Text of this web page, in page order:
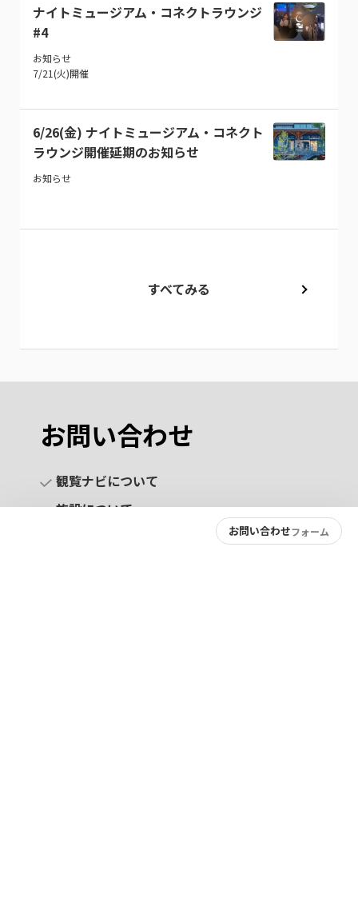
お問い合わせフォーム
ナイトミュージアム・コネクトラウンジ
#4
お知らせ
7/21(火)開催
6/26(金) ナイトミュージアム・コネクト
ラウンジ開催延期のお知らせ
お知らせ
すべてみる
お問い合わせ
観覧ナビについて
施設について